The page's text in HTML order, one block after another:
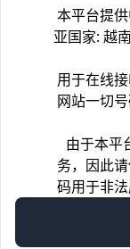
本平台提
亚国家: 越
用于在线
网站一切
由于本平
务，因此
码用于非